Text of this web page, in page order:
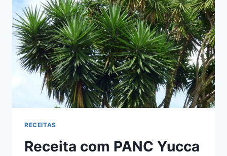
RECEITAS
Receita com PANC Yucca